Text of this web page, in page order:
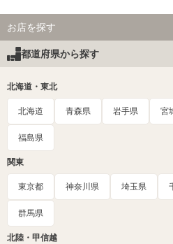
お店を探す
都道府県から探す
北海道・東北
北海道 青森県 岩手県 宮
福島県
関東
東京都 神奈川県 埼玉県
群馬県
北陸・甲信越